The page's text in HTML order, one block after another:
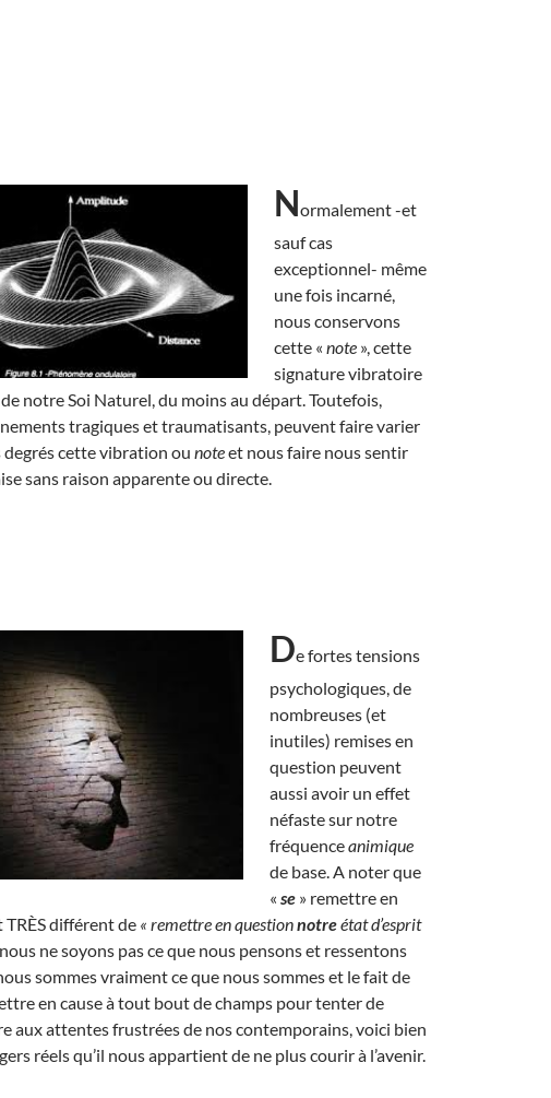
Normalement -et
sauf cas
exceptionnel- même
une fois incarné,
nous conservons
cette « note », cette
signature vibratoire
notre Soi Naturel, du moins au départ. Toutefois,
tragiques et traumatisants, peuvent faire varier
degrés cette vibration ou noteet nous faire nous sentir
sans raison apparente ou directe.
De fortes tensions
psychologiques, de
nombreuses (et
inutiles) remises en
question peuvent
aussi avoir un effet
néfaste sur notre
fréquenceanimique
de base. A noter que
« se » remettre en
différent de « remettre en questionnotreétat d’esprit
ne soyons pas ce que nous pensons et ressentons
sommes vraiment ce que nous sommes et le fait de
en cause à tout bout de champs pour tenter de
aux attentes frustrées de nos contemporains, voici bien
réels qu’il nous appartient de ne plus courir à l’avenir.